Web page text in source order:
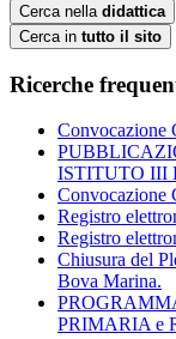
Cerca nella didattica
Cerca in tutto il sito
Ricerche
Convocazione
ISTITUTO III
Convocazione
Registro
Registro
Chiusura del
Bova Marina.
PRIMARIA e